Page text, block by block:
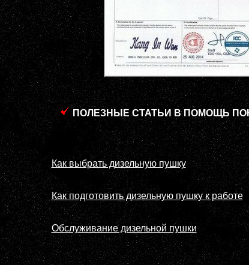
ПОЛЕЗНЫЕ СТАТЬИ В ПОМОЩЬ
Как выбрать дизельную пушку
Как подготовить дизельную пушку к работе
Обслуживание дизельной пушки